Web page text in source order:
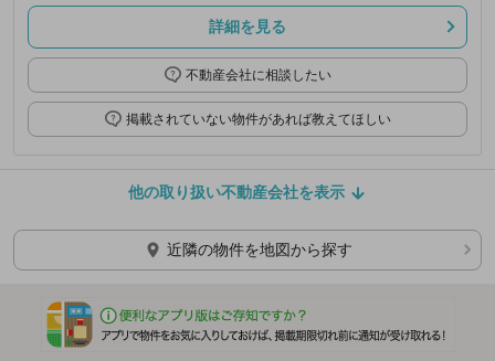
詳細を見る
不動産会社に相談したい
掲載されていない物件があれば教えてほしい
他の取り扱い不動産会社を表示
近隣の物件を地図から探す